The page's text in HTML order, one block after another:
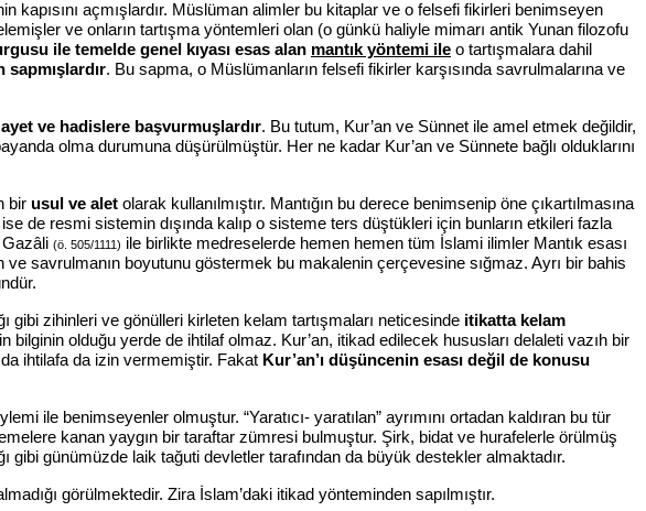
açmışlardır. Müslüman alimler bu kitaplar ve o felsefi fikirleri benimseyen
ve onların tartışma yöntemleri olan (o günkü haliyle mimarı antik Yunan filozofu
ile temelde genel kıyası esas alan mantık yöntemi ile o tartışmalara dahil
sapmışlardır. Bu sapma, o Müslümanların felsefi fikirler karşısında savrulmalarına ve
ve hadislere başvurmuşlardır. Bu tutum, Kur’an ve Sünnet ile amel etmek değildir,
olma durumuna düşürülmüştür. Her ne kadar Kur’an ve Sünnete bağlı olduklarını
bir usul ve alet olarak kullanılmıştır. Mantığın bu derece benimsenip öne çıkartılmasına
de resmi sistemin dışında kalıp o sisteme ters düştükleri için bunların etkileri fazla
(ö. 505/1111) ile birlikte medreselerde hemen hemen tüm İslami ilimler Mantık esası
ve savrulmanın boyutunu göstermek bu makalenin çerçevesine sığmaz. Ayrı bir bahis
zihinleri ve gönülleri kirleten kelam tartışmaları neticesinde itikatta kelam
olduğu yerde de ihtilaf olmaz. Kur’an, itikad edilecek hususları delaleti vazıh bir
ihtilafa da izin vermemiştir. Fakat Kur’an’ı düşüncenin esası değil de konusu
ile benimseyenler olmuştur. “Yaratıcı- yaratılan” ayrımını ortadan kaldıran bu tür
kanan yaygın bir taraftar zümresi bulmuştur. Şirk, bidat ve hurafelerle örülmüş
gibi günümüzde laik tağuti devletler tarafından da büyük destekler almaktadır.
görülmektedir. Zira İslam’daki itikad yönteminden sapılmıştır.